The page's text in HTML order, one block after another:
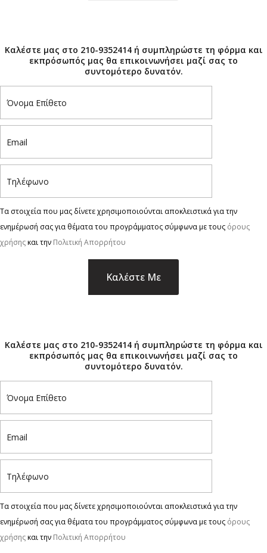
Καλέστε μας στο 210-9352414 ή συμπληρώστε τη φόρμα και
εκπρόσωπός μας θα επικοινωνήσει μαζί σας το
συντομότερο δυνατόν.
Τα στοιχεία που μας δίνετε χρησιμοποιούνται αποκλειστικά για την
ενημέρωσή σας για θέματα του προγράμματος σύμφωνα με τους όρους
χρήσηςκαι την Πολιτική Απορρήτου
Καλέστε μας στο 210-9352414 ή συμπληρώστε τη φόρμα και
εκπρόσωπός μας θα επικοινωνήσει μαζί σας το
συντομότερο δυνατόν.
Τα στοιχεία που μας δίνετε χρησιμοποιούνται αποκλειστικά για την
ενημέρωσή σας για θέματα του προγράμματος σύμφωνα με τους όρους
χρήσηςκαι την Πολιτική Απορρήτου